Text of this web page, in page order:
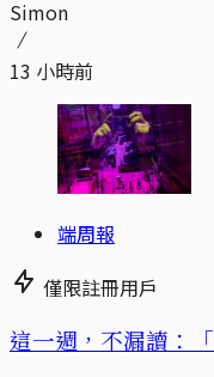
Simon
13 小時前
端周報
僅限註冊用戶
這一週，不漏讀：